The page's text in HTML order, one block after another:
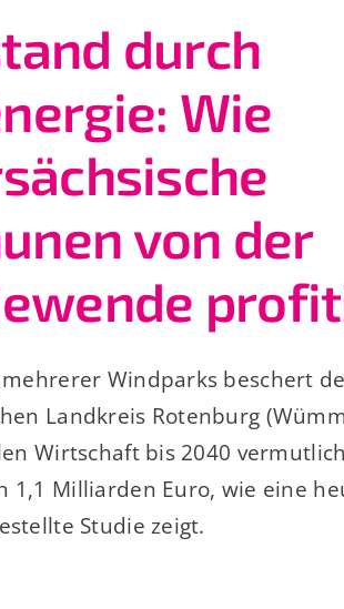
durch
Wie
von der
Windparks beschert
Landkreis Rotenburg
Wirtschaft bis 2040 vermutlich
1,1 Milliarden Euro, wie eine
Studie zeigt.